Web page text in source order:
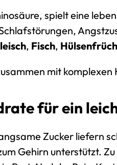
, spielt eine
, Fisch,
mit
für ein
Zucker liefern
Gehirn unterstützt.